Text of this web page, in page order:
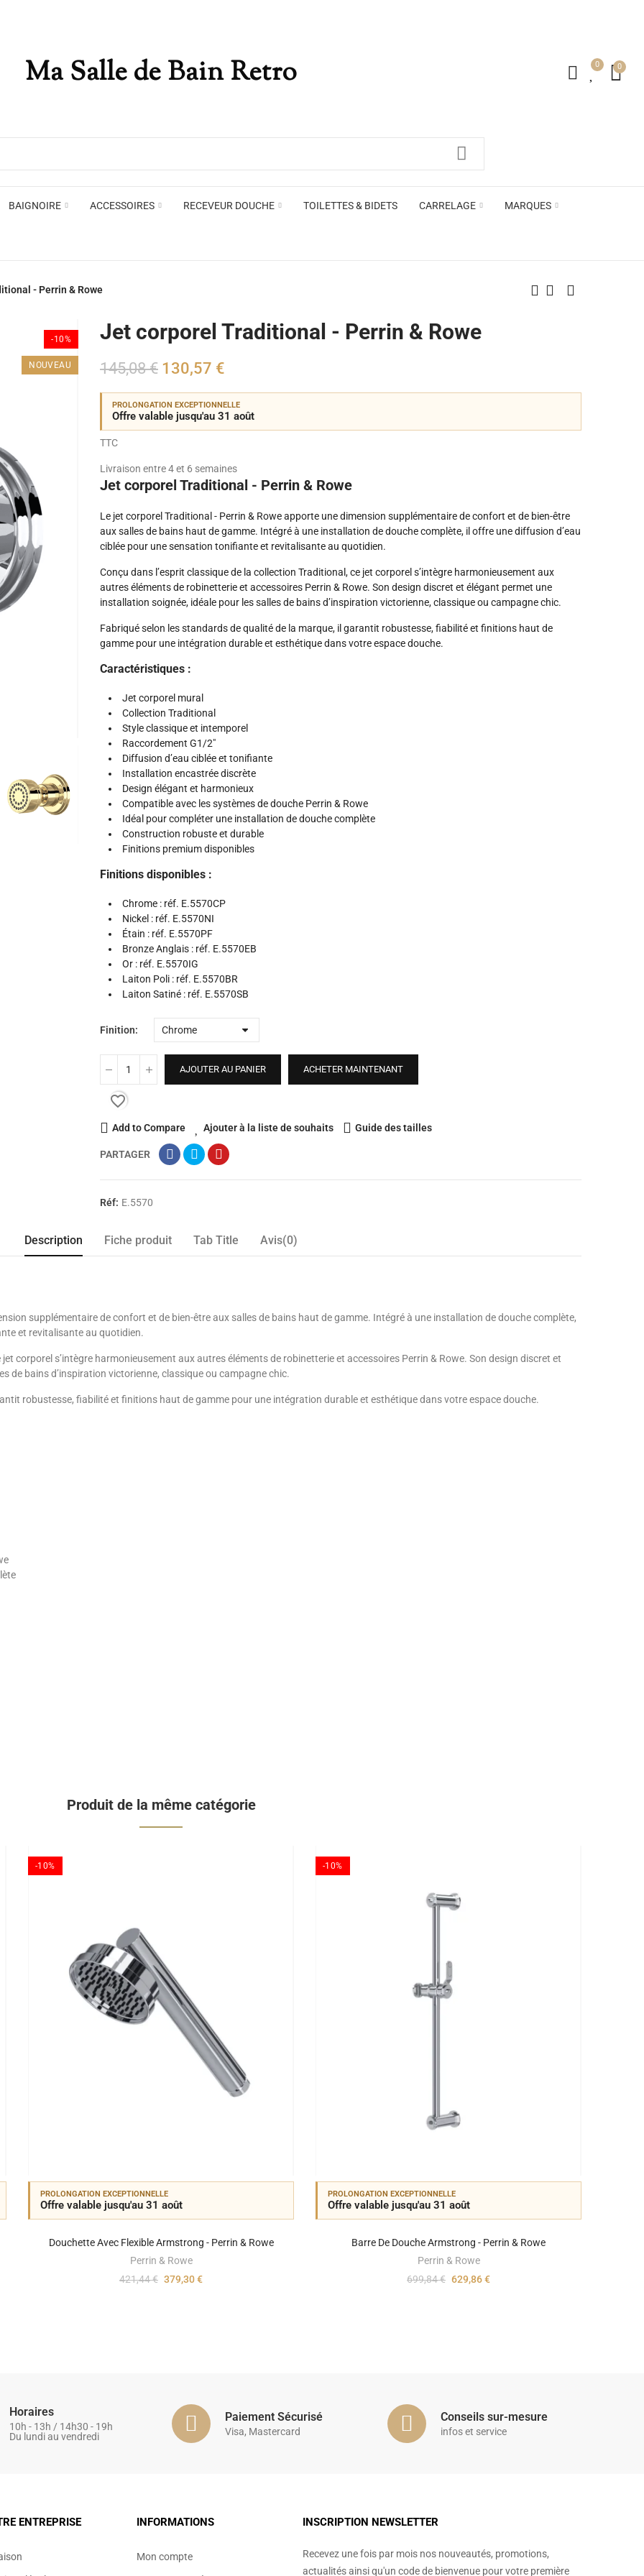
Ma Salle de Bain Retro 0 0
BAIGNOIRE ACCESSOIRES RECEVEUR DOUCHE TOILETTES & BIDETS CARRELAGE MARQUES
Plafonniers , spots et pendants
Voir toute la marque →
Appliques murales Miroirs ACB
- Perrin & Rowe
-10%
NOUVEAU
Jet corporel Traditional - Perrin & Rowe
145,08 € 130,57 €
PROLONGATION EXCEPTIONNELLE
Offre valable jusqu'au 31 août
TTC
Livraison entre 4 et 6 semaines
Jet corporel Traditional - Perrin & Rowe
Le jet corporel Traditional - Perrin & Rowe apporte une dimension supplémentaire de confort et de bien-être
aux salles de bains haut de gamme. Intégré à une installation de douche complète, il offre une diffusion d’eau
ciblée pour une sensation tonifiante et revitalisante au quotidien.
Conçu dans l’esprit classique de la collection Traditional, ce jet corporel s’intègre harmonieusement aux
autres éléments de robinetterie et accessoires Perrin & Rowe. Son design discret et élégant permet une
installation soignée, idéale pour les salles de bains d’inspiration victorienne, classique ou campagne chic.
Fabriqué selon les standards de qualité de la marque, il garantit robustesse, fiabilité et finitions haut de
gamme pour une intégration durable et esthétique dans votre espace douche.
Caractéristiques :
Jet corporel mural
Collection Traditional
Style classique et intemporel
Raccordement G1/2"
Diffusion d’eau ciblée et tonifiante
Installation encastrée discrète
Design élégant et harmonieux
Compatible avec les systèmes de douche Perrin & Rowe
Idéal pour compléter une installation de douche complète
Construction robuste et durable
Finitions premium disponibles
Finitions disponibles :
Chrome : réf. E.5570CP
Nickel : réf. E.5570NI
Étain : réf. E.5570PF
Bronze Anglais : réf. E.5570EB
Or : réf. E.5570IG
Laiton Poli : réf. E.5570BR
Laiton Satiné : réf. E.5570SB
Finition
AJOUTER AU PANIER ACHETER MAINTENANT
favorite_border
Add to Compare Ajouter à la liste de souhaits Guide des tailles
PARTAGER
Réf: E.5570
Description Fiche produit Tab Title Avis(0)
supplémentaire de confort et de bien-être aux salles de bains haut de gamme. Intégré à une installation de douche complète,
et revitalisante au quotidien.
corporel s’intègre harmonieusement aux autres éléments de robinetterie et accessoires Perrin & Rowe. Son design discret et
de bains d’inspiration victorienne, classique ou campagne chic.
robustesse, fiabilité et finitions haut de gamme pour une intégration durable et esthétique dans votre espace douche.
Produit de la même catégorie
-10%
PROLONGATION EXCEPTIONNELLE
Offre valable jusqu'au 31 août
Douchette Avec Flexible Armstrong - Perrin & Rowe
Perrin & Rowe
421,44 € 379,30 €
-10%
PROLONGATION EXCEPTIONNELLE
Offre valable jusqu'au 31 août
Barre De Douche Armstrong - Perrin & Rowe
Perrin & Rowe
699,84 € 629,86 €
Horaires
10h - 13h / 14h30 - 19h
Du lundi au vendredi
Paiement Sécurisé
Visa, Mastercard
Conseils sur-mesure
infos et service
ENTREPRISE INFORMATIONS
Mon compte
INSCRIPTION NEWSLETTER
Recevez une fois par mois nos nouveautés, promotions,
actualités ainsi qu'un code de bienvenue pour votre première